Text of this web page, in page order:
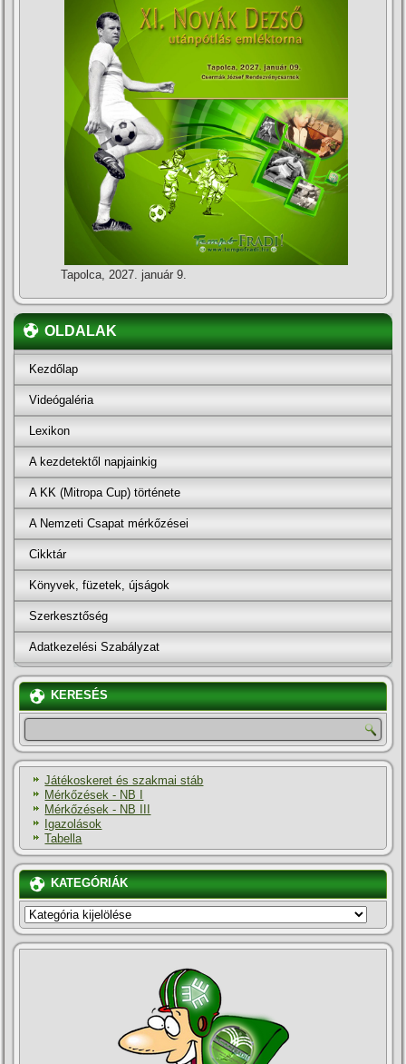
Tapolca, 2027. január 9.
OLDALAK
Kezdőlap
Videógaléria
Lexikon
A kezdetektől napjainkig
A KK (Mitropa Cup) története
A Nemzeti Csapat mérkőzései
Cikktár
Könyvek, füzetek, újságok
Szerkesztőség
Adatkezelési Szabályzat
KERESÉS
Játékoskeret és szakmai stáb
Mérkőzések - NB I
Mérkőzések - NB III
Igazolások
Tabella
KATEGÓRIÁK
KATEGÓRIÁK